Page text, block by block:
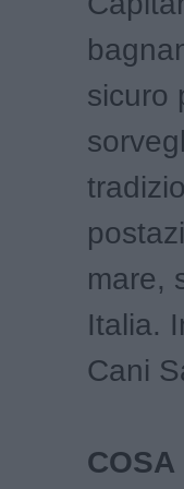
sicuro
mare,
Italia.
Cani
COSA